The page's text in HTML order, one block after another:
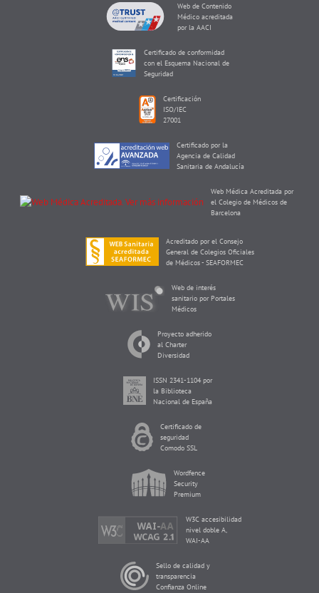
Web de Contenido
Médico acreditada
por la AACI
Certificado de conformidad
con el Esquema Nacional de
Seguridad
Certificación
ISO/IEC
27001
Certificado por la
Agencia de Calidad
Sanitaria de Andalucía
Web Médica Acreditada por
el Colegio de Médicos de
Barcelona
Acreditado por el Consejo
General de Colegios Oficiales
de Médicos - SEAFORMEC
Web de interés
sanitario por Portales
Médicos
Proyecto adherido
al Charter
Diversidad
ISSN 2341-1104 por
la Biblioteca
Nacional de España
Certificado de
seguridad
Comodo SSL
Wordfence
Security
Premium
W3C accesibilidad
nivel doble A,
WAI-AA
Sello de calidad y
transparencia
Confianza Online